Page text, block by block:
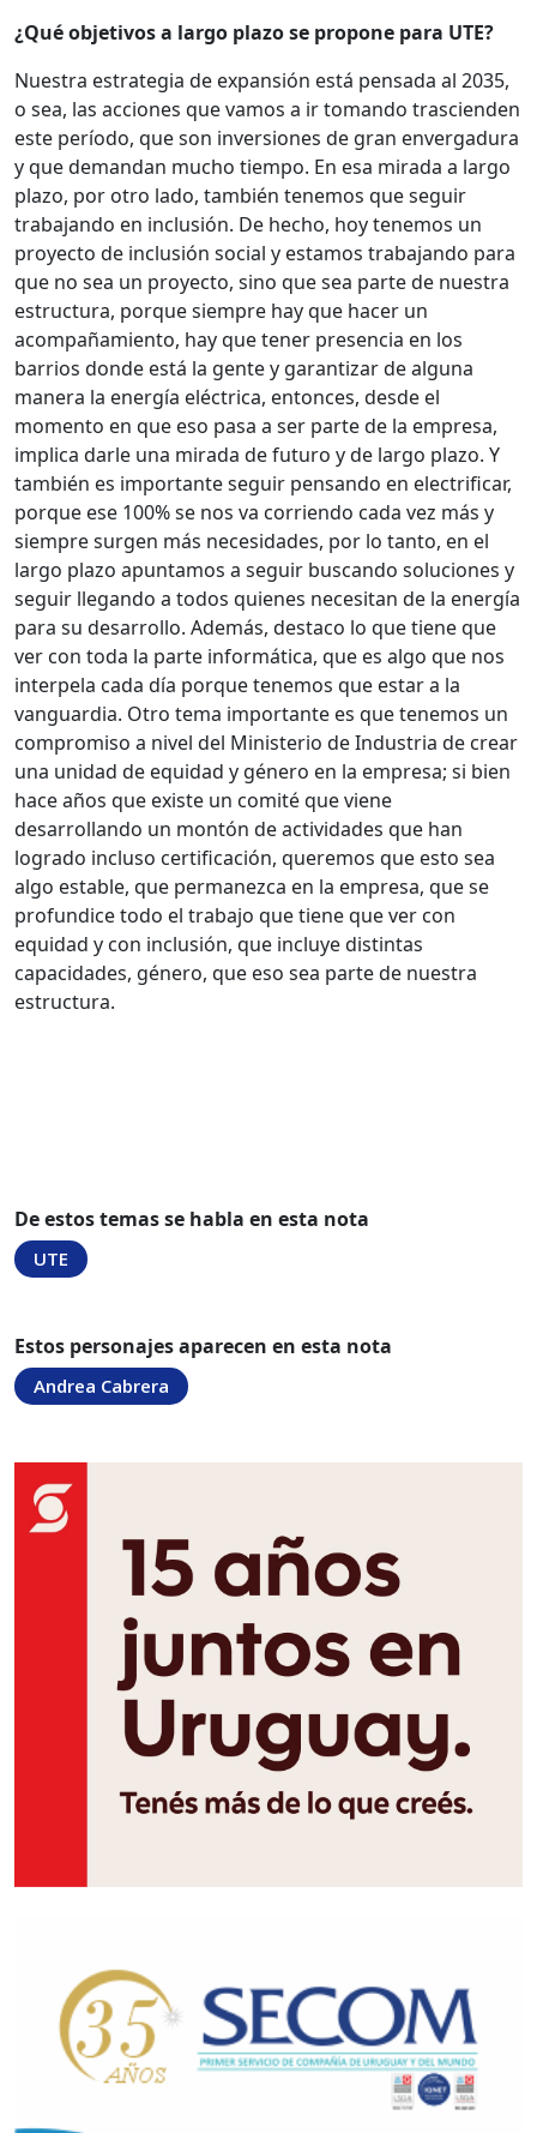
¿Qué objetivos a largo plazo se propone para UTE?
Nuestra estrategia de expansión está pensada al 2035,
o sea, las acciones que vamos a ir tomando trascienden
este período, que son inversiones de gran envergadura
y que demandan mucho tiempo. En esa mirada a largo
plazo, por otro lado, también tenemos que seguir
trabajando en inclusión. De hecho, hoy tenemos un
proyecto de inclusión social y estamos trabajando para
que no sea un proyecto, sino que sea parte de nuestra
estructura, porque siempre hay que hacer un
acompañamiento, hay que tener presencia en los
barrios donde está la gente y garantizar de alguna
manera la energía eléctrica, entonces, desde el
momento en que eso pasa a ser parte de la empresa,
implica darle una mirada de futuro y de largo plazo. Y
también es importante seguir pensando en electrificar,
porque ese 100% se nos va corriendo cada vez más y
siempre surgen más necesidades, por lo tanto, en el
largo plazo apuntamos a seguir buscando soluciones y
seguir llegando a todos quienes necesitan de la energía
para su desarrollo. Además, destaco lo que tiene que
ver con toda la parte informática, que es algo que nos
interpela cada día porque tenemos que estar a la
vanguardia. Otro tema importante es que tenemos un
compromiso a nivel del Ministerio de Industria de crear
una unidad de equidad y género en la empresa; si bien
hace años que existe un comité que viene
desarrollando un montón de actividades que han
logrado incluso certificación, queremos que esto sea
algo estable, que permanezca en la empresa, que se
profundice todo el trabajo que tiene que ver con
equidad y con inclusión, que incluye distintas
capacidades, género, que eso sea parte de nuestra
estructura.
De estos temas se habla en esta nota
UTE
Estos personajes aparecen en esta nota
Andrea Cabrera